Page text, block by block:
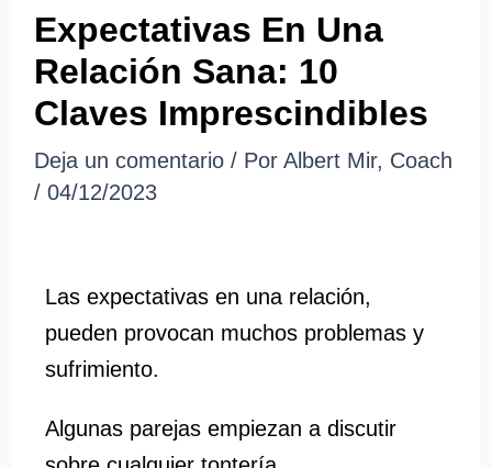
Expectativas En Una
Relación Sana: 10
Claves Imprescindibles
Deja un comentario / Por Albert Mir, Coach
/ 04/12/2023
Las expectativas en una relación,
pueden provocan muchos problemas y
sufrimiento.
Algunas parejas empiezan a discutir